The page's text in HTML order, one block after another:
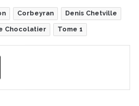
Corbeyran Denis Chetville
Chocolatier Tome 1